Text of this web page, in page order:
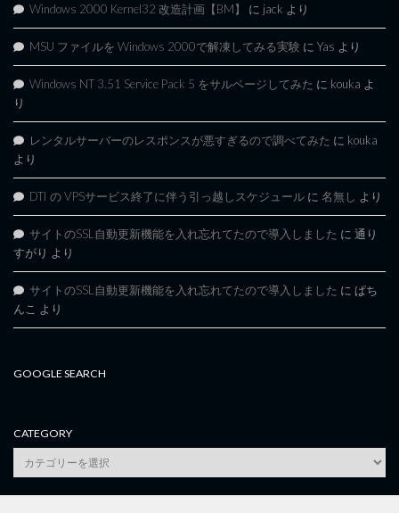
Windows 2000 Kernel32 改造計画【BM】 に jack より
MSU ファイルを Windows 2000で解凍してみる実験 に Yas より
Windows NT 3.51 Service Pack 5 をサルベージしてみた に kouka よ
り
レンタルサーバーのレスポンスが悪すぎるので調べてみた に kouka
より
DTI の VPSサービス終了に伴う引っ越しスケジュール に 名無し より
サイトのSSL自動更新機能を入れ忘れてたので導入しました に 通り
すがり より
サイトのSSL自動更新機能を入れ忘れてたので導入しました に ぱち
んこ より
GOOGLE SEARCH
CATEGORY
category